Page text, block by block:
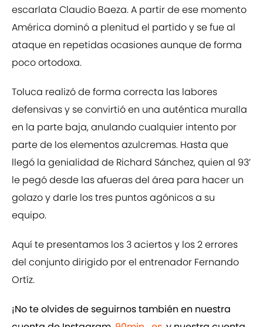
escarlata Claudio Baeza. A partir de ese momento
América dominó a plenitud el partido y se fue al
ataque en repetidas ocasiones aunque de forma
poco ortodoxa.
Toluca realizó de forma correcta las labores
defensivas y se convirtió en una auténtica muralla
en la parte baja, anulando cualquier intento por
parte de los elementos azulcremas. Hasta que
llegó la genialidad de Richard Sánchez, quien al 93’
le pegó desde las afueras del área para hacer un
golazo y darle los tres puntos agónicos a su
equipo.
Aquí te presentamos los 3 aciertos y los 2 errores
del conjunto dirigido por el entrenador Fernando
Ortíz.
¡No te olvides de seguirnos también en nuestra